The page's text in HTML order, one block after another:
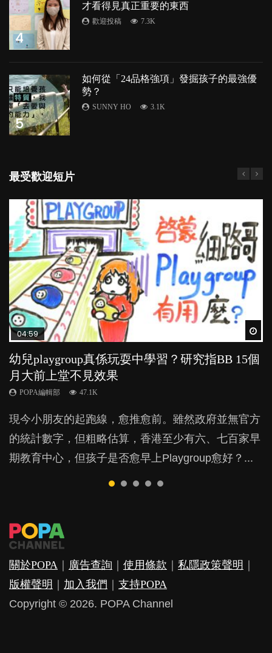
4
才看得見真正重要的東西
歡迎投稿 7.3K
5
如何從「24品格強項」發掘孩子的最強優
勢？
SUNNY HO 3.1K
最受歡迎短片
04:59
幼兒playgroup真係玩耍中學習？研究指BB 15個
月大前上堂不見效果
POPA編輯部 47.1K
現今小朋友的起跑線，愈推愈前。雖然政府並無官方
的統計數字，但粗略估算，香港至少有六、七百家早
期教育中心，但孩子是否愈早上Playgroup愈好？...
03:39
幼稚園遊戲課 如何刺激幼兒自發學習取代獎勵
與懲罰？
POPA編輯部 33.1K
由美國學者所創的 tools of the mind 課程，學生以遊
戲方式學習，學術能力和自制能力亦明顯比其他小朋
友優勝，到底這課程有何特別之處？...
03:02
老公患產後憂鬱症對BB的影響
POPA編輯部 15.9K
鬱，影響日常生活，嚴重的甚至會有自殺，或傷害小
朋友的念頭。但為何爸爸患上產後抑鬱往往難以察
覺？...
04:06
全職好？在職好？｜全職媽媽與在職媽媽的壓
力與價值
POPA編輯部 25.8K
許多媽媽心底可能都有一刻掙扎過：究竟全職好，還
是在職好。雖說每個家庭都有自己的獨特狀況和考慮
因素，但原來全職和在職媽媽所養育的子女其實都各
04:18
凡事以BB為中心，就係好爸媽？｜別忽視父母
的身心虛耗
POPA編輯部 31.5K
父母日夜無間、身心俱疲地照顧BB，如何做到正向
教養？部份父母更會為了小朋友放棄自己的嗜好、減
少出席朋友聚會等等，你以為會換來美好的親子關
係，有助小朋友成長，但原來父母身心虛耗對孩子的
關於POPA ｜ 廣告查詢 ｜ 使用條款 ｜ 私隱政策聲明 ｜
版權聲明 ｜ 加入我們 ｜ 支持POPA
Copyright © 2026. POPA Channel